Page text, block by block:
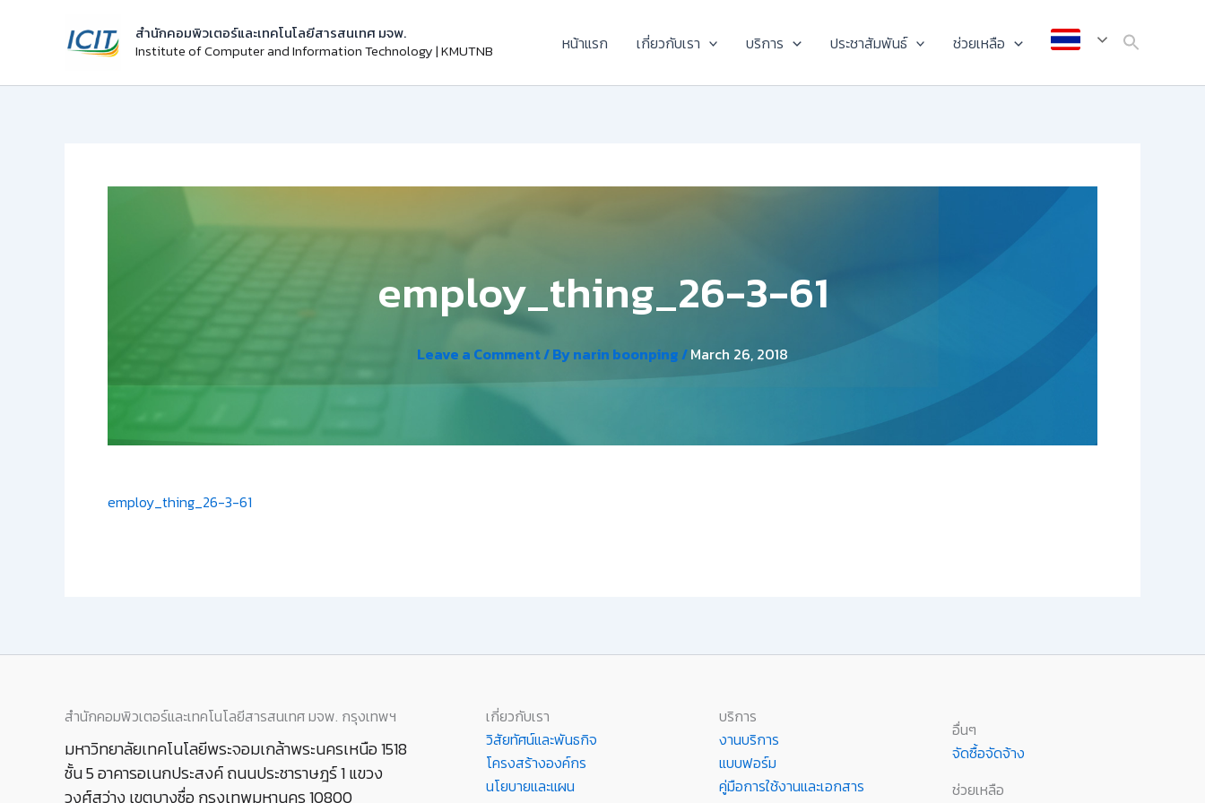
สำนักคอมพิวเตอร์และเทคโนโลยีสารสนเทศ มจพ.
Institute of Computer and Information Technology | KMUTNB
หน้าแรก เกี่ยวกับเรา บริการ ประชาสัมพันธ์ ช่วยเหลือ
employ_thing_26-3-61
Leave a Comment/ Bynarin boonping/March 26, 2018
employ_thing_26-3-61
สำนักคอมพิวเตอร์และเทคโนโลยีสารสนเทศ มจพ. กรุงเทพฯ
มหาวิทยาลัยเทคโนโลยีพระจอมเกล้าพระนครเหนือ 1518
ชั้น 5 อาคารอเนกประสงค์ ถนนประชาราษฎร์ 1 แขวง
วงศ์สว่าง เขตบางซื่อ กรุงเทพมหานคร 10800
เกี่ยวกับเรา
วิสัยทัศน์และพันธกิจ
โครงสร้างองค์กร
นโยบายและแผน
บริการ
งานบริการ
แบบฟอร์ม
คู่มือการใช้งานและเอกสาร
อื่นๆ
จัดซื้อจัดจ้าง
ช่วยเหลือ